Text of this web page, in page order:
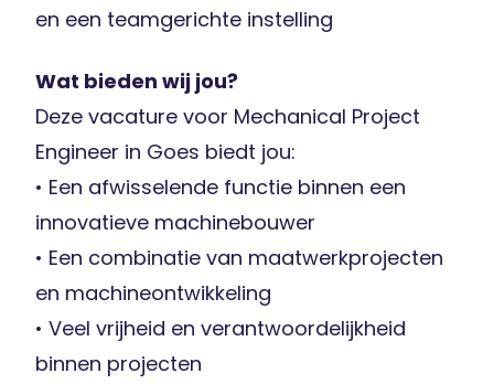
en een teamgerichte instelling
Wat bieden wij jou?
Deze vacature voor Mechanical Project
Engineer in Goes biedt jou:
• Een afwisselende functie binnen een
innovatieve machinebouwer
• Een combinatie van maatwerkprojecten
en machineontwikkeling
• Veel vrijheid en verantwoordelijkheid
binnen projecten